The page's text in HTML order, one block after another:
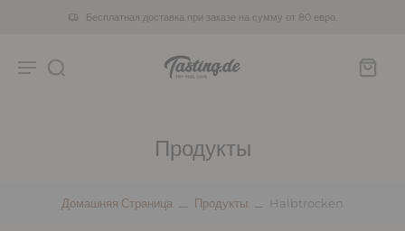
Бесплатная доставка при заказе на сумму от 80 евро.
Продукты
Домашняя Страница Продукты Halbtrocken